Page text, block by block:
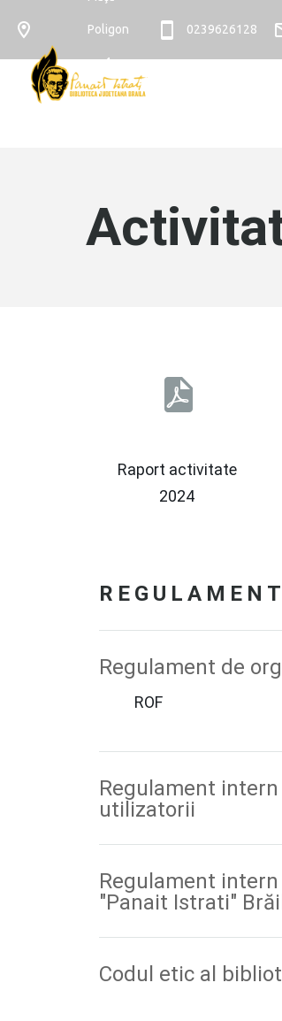
Poligon
nr. 4
0239626128
Raport activitate
2024
Regulament de
ROF
Regulament
utilizatorii
Regulament
"Panait Istrati"
Codul etic al